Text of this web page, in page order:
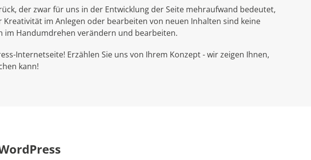
der zwar für uns in der Entwicklung der Seite mehraufwand bedeutet,
im Anlegen oder bearbeiten von neuen Inhalten sind keine
im Handumdrehen verändern und bearbeiten.
Internetseite! Erzählen Sie uns von Ihrem Konzept - wir zeigen Ihnen,
kann!